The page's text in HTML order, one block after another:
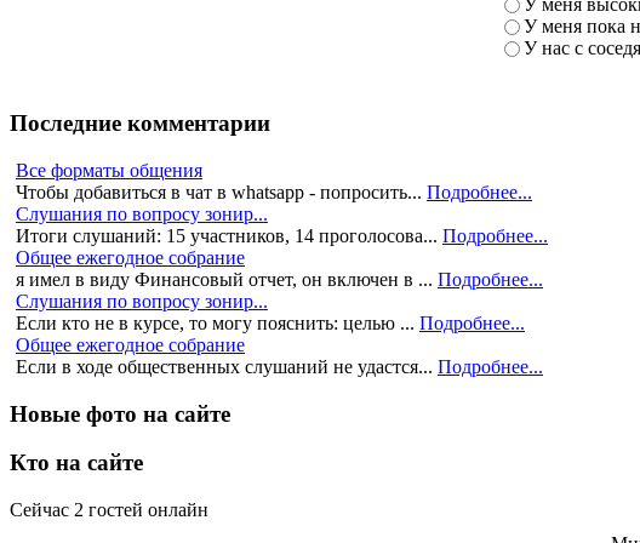
У меня пока
У нас с
Последние комментарии
Все форматы общения
Чтобы добавиться в чат в whatsapp - попросить... Подробнее...
Слушания по вопросу зонир...
Итоги слушаний: 15 участников, 14 проголосова... Подробнее...
Общее ежегодное собрание
я имел в виду Финансовый отчет, он включен в ... Подробнее...
Слушания по вопросу зонир...
Если кто не в курсе, то могу пояснить: целью ... Подробнее...
Общее ежегодное собрание
Если в ходе общественных слушаний не удастся... Подробнее...
Новые фото на сайте
Кто на сайте
Сейчас 2 гостей онлайн